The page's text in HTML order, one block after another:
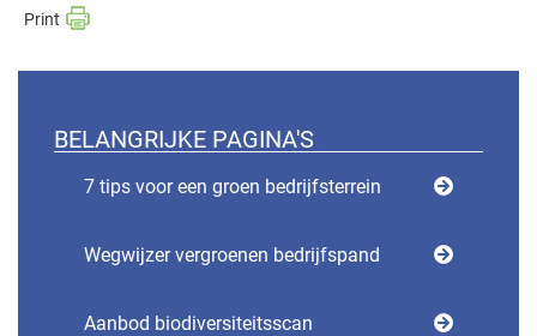
BELANGRIJKE PAGINA'S
7 tips voor een groen bedrijfsterrein
Wegwijzer vergroenen bedrijfspand
Aanbod biodiversiteitsscan